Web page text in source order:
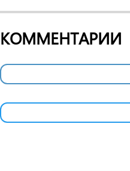
КОММЕНТАРИИ